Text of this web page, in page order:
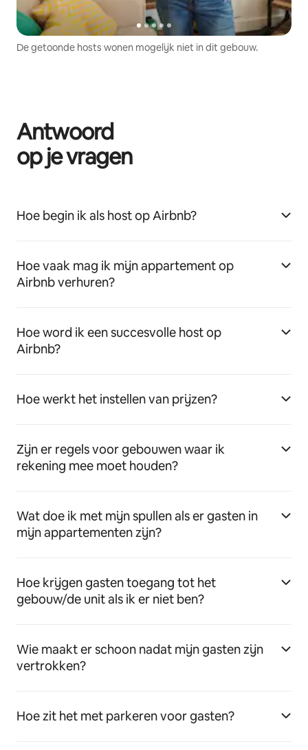
De getoonde hosts wonen mogelijk niet in dit gebouw.
Antwoord
op je vragen
Hoe begin ik als host op Airbnb?
Hoe vaak mag ik mijn appartement op
Airbnb verhuren?
Hoe word ik een succesvolle host op
Airbnb?
Hoe werkt het instellen van prijzen?
Zijn er regels voor gebouwen waar ik
rekening mee moet houden?
Wat doe ik met mijn spullen als er gasten in
mijn appartementen zijn?
Hoe krijgen gasten toegang tot het
gebouw/de unit als ik er niet ben?
Wie maakt er schoon nadat mijn gasten zijn
vertrokken?
Hoe zit het met parkeren voor gasten?